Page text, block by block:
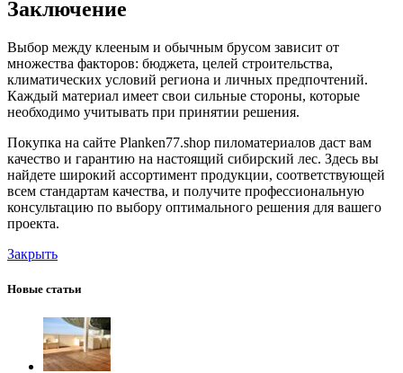
Заключение
Выбор между клееным и обычным брусом зависит от
множества факторов: бюджета, целей строительства,
климатических условий региона и личных предпочтений.
Каждый материал имеет свои сильные стороны, которые
необходимо учитывать при принятии решения.
Покупка на сайте Planken77.shop пиломатериалов даст вам
качество и гарантию на настоящий сибирский лес. Здесь вы
найдете широкий ассортимент продукции, соответствующей
всем стандартам качества, и получите профессиональную
консультацию по выбору оптимального решения для вашего
проекта.
Закрыть
Новые статьи